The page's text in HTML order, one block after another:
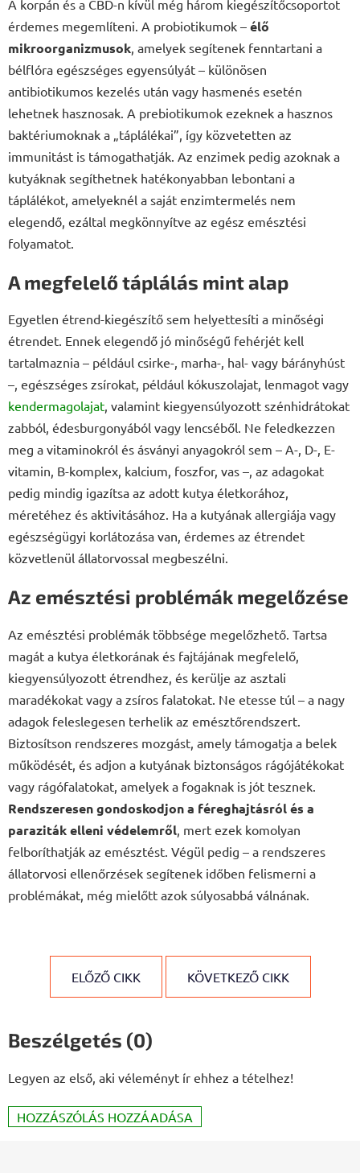
A korpán és a CBD-n kívül még három kiegészítőcsoportot
érdemes megemlíteni. A probiotikumok – élő
mikroorganizmusok , amelyek segítenek fenntartani a
bélflóra egészséges egyensúlyát – különösen
antibiotikumos kezelés után vagy hasmenés esetén
lehetnek hasznosak. A prebiotikumok ezeknek a hasznos
baktériumoknak a „táplálékai”, így közvetetten az
immunitást is támogathatják. Az enzimek pedig azoknak a
kutyáknak segíthetnek hatékonyabban lebontani a
táplálékot, amelyeknél a saját enzimtermelés nem
elegendő, ezáltal megkönnyítve az egész emésztési
folyamatot.
A megfelelő táplálás mint alap
Egyetlen étrend-kiegészítő sem helyettesíti a minőségi
étrendet. Ennek elegendő jó minőségű fehérjét kell
tartalmaznia – például csirke-, marha-, hal- vagy bárányhúst
–, egészséges zsírokat, például kókuszolajat, lenmagot vagy
kendermagolajat, valamint kiegyensúlyozott szénhidrátokat
zabból, édesburgonyából vagy lencséből. Ne feledkezzen
meg a vitaminokról és ásványi anyagokról sem – A-, D-, E-
vitamin, B-komplex, kalcium, foszfor, vas –, az adagokat
pedig mindig igazítsa az adott kutya életkorához,
méretéhez és aktivitásához. Ha a kutyának allergiája vagy
egészségügyi korlátozása van, érdemes az étrendet
közvetlenül állatorvossal megbeszélni.
Az emésztési problémák megelőzése
Az emésztési problémák többsége megelőzhető. Tartsa
magát a kutya életkorának és fajtájának megfelelő,
kiegyensúlyozott étrendhez, és kerülje az asztali
maradékokat vagy a zsíros falatokat. Ne etesse túl – a nagy
adagok feleslegesen terhelik az emésztőrendszert.
Biztosítson rendszeres mozgást, amely támogatja a belek
működését, és adjon a kutyának biztonságos rágójátékokat
vagy rágófalatokat, amelyek a fogaknak is jót tesznek.
Rendszeresen gondoskodjon a féreghajtásról és a
paraziták elleni védelemről, mert ezek komolyan
felboríthatják az emésztést. Végül pedig – a rendszeres
állatorvosi ellenőrzések segítenek időben felismerni a
problémákat, még mielőtt azok súlyosabbá válnának.
ELŐZŐ CIKK KÖVETKEZŐ CIKK
Beszélgetés (0)
Legyen az első, aki véleményt ír ehhez a tételhez!
HOZZÁSZÓLÁS HOZZÁADÁSA